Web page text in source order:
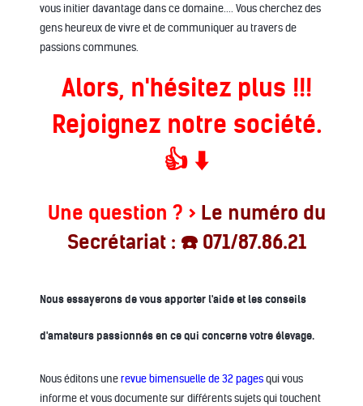
vous initier davantage dans ce domaine.... Vous cherchez des
gens heureux de vivre et de communiquer au travers de
passions communes.
Alors, n'hésitez plus !!!
Rejoignez notre société.
👍 ⬇️
Une question ? > Le numéro du
Secrétariat : ☎️ 071/87.86.21
Nous essayerons de vous apporter l'aide et les conseils
d'amateurs passionnés en ce qui concerne votre élevage.
Nous éditons unerevue bimensuelle de 32 pagesqui vous
informe et vous documente sur différents sujets qui touchent